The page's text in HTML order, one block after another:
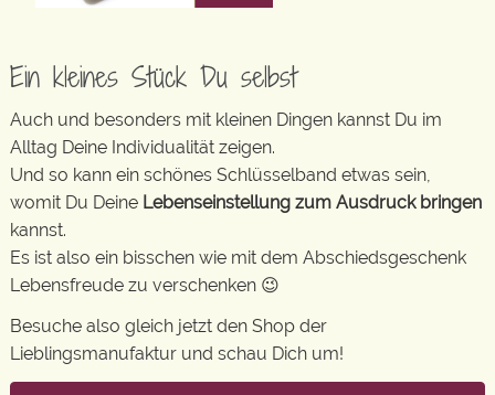
Ein kleines Stück Du selbst
Auch und besonders mit kleinen Dingen kannst Du im
Alltag Deine Individualität zeigen.
Und so kann ein schönes Schlüsselband etwas sein,
womit Du Deine Lebenseinstellung zum Ausdruck bringen
kannst.
Es ist also ein bisschen wie mit dem Abschiedsgeschenk
Lebensfreude zu verschenken 😉
Besuche also gleich jetzt den Shop der
Lieblingsmanufaktur und schau Dich um!